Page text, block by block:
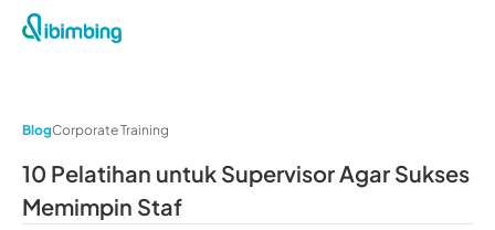
BlogCorporate Training
10 Pelatihan untuk Supervisor Agar Sukses
Memimpin Staf